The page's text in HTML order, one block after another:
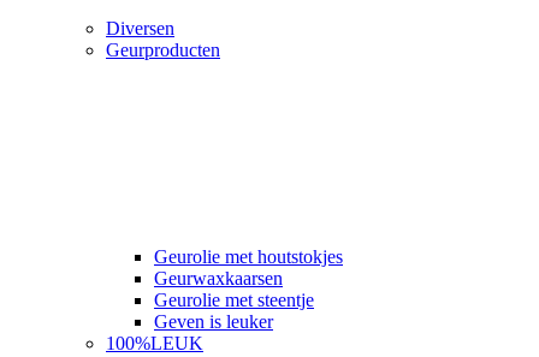
Diversen
Geurproducten
Geurolie met houtstokjes
Geurwaxkaarsen
Geurolie met steentje
Geven is leuker
100%LEUK